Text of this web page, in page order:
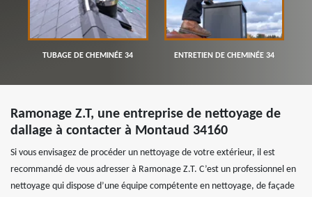
TUBAGE DE CHEMINÉE 34 ENTRETIEN DE CHEMINÉE 34
Ramonage Z.T, une entreprise de nettoyage de
dallage à contacter à Montaud 34160
Si vous envisagez de procéder un nettoyage de votre extérieur, il est
recommandé de vous adresser à Ramonage Z.T. C’est un professionnel en
nettoyage qui dispose d’une équipe compétente en nettoyage, de façade